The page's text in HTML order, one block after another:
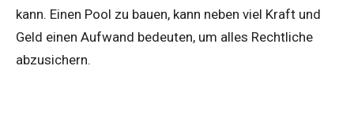
kann. Einen Pool zu bauen, kann neben viel Kraft und
Geld einen Aufwand bedeuten, um alles Rechtliche
abzusichern.